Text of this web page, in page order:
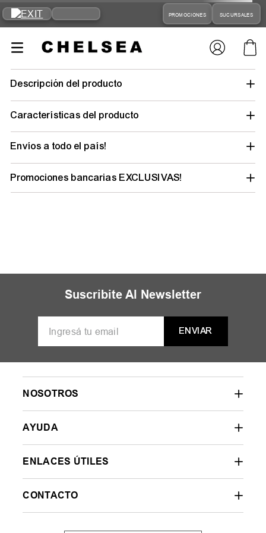
PROMOCIONES SUCURSALES
Descripción del producto
Características del producto
Envíos a todo el país!
Promociones bancarias EXCLUSIVAS!
Suscribite Al Newsletter
ENVIAR
NOSOTROS
AYUDA
ENLACES ÚTILES
CONTACTO